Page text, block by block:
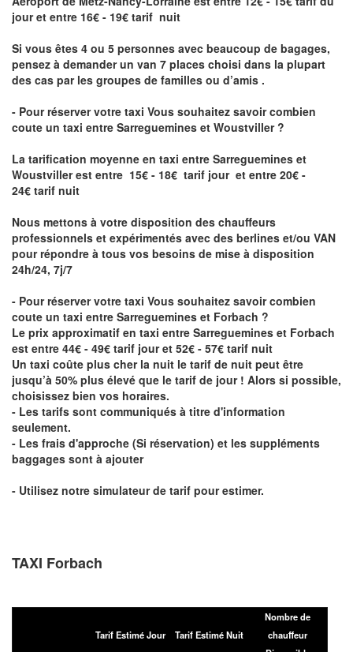
jour et entre 16€ - 19€ tarif nuit
Si vous êtes 4 ou 5 personnes avec beaucoup de bagages,
pensez à demander un van 7 places choisi dans la plupart
des cas par les groupes de familles ou d’amis .
- Pour réserver votre taxi Vous souhaitez savoircombien
coute un taxi entre Sarreguemines et Woustviller ?
La tarification moyenne en taxi entre Sarreguemines et
Woustviller est entre 15€ - 18€ tarif jour et entre 20€ -
24€ tarif nuit
Nous mettons à votre disposition des chauffeurs
professionnels et expérimentés avec des berlines et/ou VAN
pour répondre à tous vos besoins de mise à disposition
24h/24, 7j/7
- Pour réserver votre taxi Vous souhaitez savoircombien
coute un taxi entre Sarreguemines et Forbach ?
Le prix approximatif en taxi entre Sarreguemines et Forbach
est entre 44€ - 49€ tarif jour et 52€ - 57€ tarif nuit
Un taxi coûte plus cher la nuit le tarif de nuit peut être
jusqu’à 50% plus élevé que le tarif de jour ! Alors si possible,
choisissez bien vos horaires.
- Les tarifs sont communiqués à titre d'information
seulement.
- Les frais d'approche (Si réservation) et les suppléments
baggages sont à ajouter
- Utilisez notre simulateur de tarif pour estimer.
TAXI Forbach
Tarif Estimé Jour Tarif Estimé Nuit
Nombre de
chauffeur